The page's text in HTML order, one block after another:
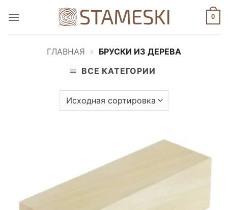
0
ГЛАВНАЯ » БРУСКИ ИЗ ДЕРЕВА
ВСЕ КАТЕГОРИИ